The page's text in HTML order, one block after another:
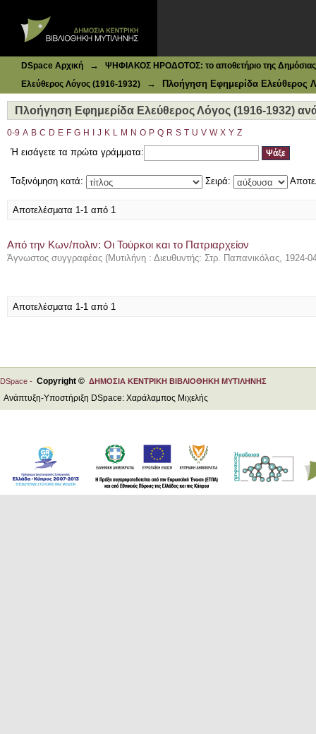
DSpace Αρχική →
ΨΗΦΙΑΚΟΣ ΗΡΟΔΟΤΟΣ: το αποθετήριο της Δημόσιας
Ελεύθερος Λόγος (1916-1932)
→ Πλοήγηση Εφημερίδα Ελεύθερος
Πλοήγηση Εφημερίδα Ελεύθερος Λόγος (1916-1932)
0-9 A B C D E F G H J K L M N O P Q R S T U V W X Y Z
Ή εισάγετε τα πρώτα γράμματα:
Ταξινόμηση κατά: Σειρά:
Αποτελέσματα 1-1 από 1
Από την Κων/πολιν: Οι Τούρκοι και το Πατριαρχείον
Άγνωστος συγγραφέας (Μυτιλήνη : Διευθυντής: Στρ. Παπανικόλας, 1924-
Αποτελέσματα 1-1 από 1
DSpace - Copyright © ΔΗΜΟΣΙΑ ΚΕΝΤΡΙΚΗ ΒΙΒΛΙΟΘΗΚΗ ΜΥΤΙΛΗΝΗΣ
Ανάπτυξη-Υποστήριξη DSpace: Χαράλαμπος Μιχελής